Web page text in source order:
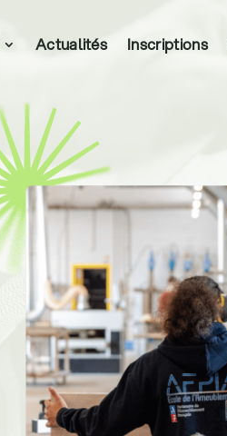
Actualités Inscriptions